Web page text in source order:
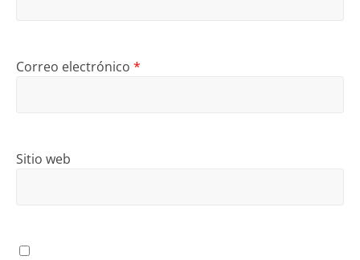
Correo electrónico *
Sitio web